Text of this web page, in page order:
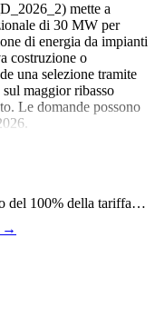
mette a
di 30 MW per
di energia da impianti
costruzione o
una selezione tramite
maggior ribasso
Le domande possono
del 100% della tariffa…
→